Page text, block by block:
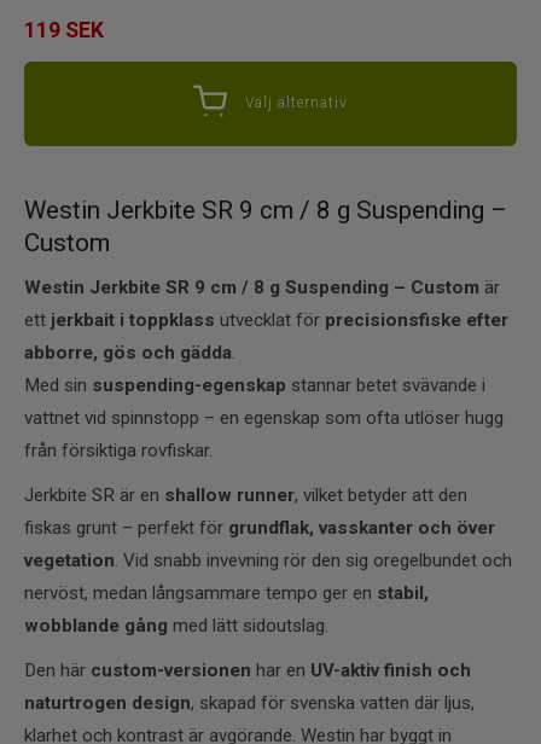
119 SEK
Välj alternativ
Westin Jerkbite SR 9 cm / 8 g Suspending –
Custom
Westin Jerkbite SR 9 cm / 8 g Suspending – Custom är
ett jerkbait i toppklass utvecklat för precisionsfiske efter
abborre, gös och gädda.
Med sin suspending-egenskap stannar betet svävande i
vattnet vid spinnstopp – en egenskap som ofta utlöser hugg
från försiktiga rovfiskar.
Jerkbite SR är en shallow runner, vilket betyder att den
fiskas grunt – perfekt för grundflak, vasskanter och över
vegetation. Vid snabb invevning rör den sig oregelbundet och
nervöst, medan långsammare tempo ger en stabil,
wobblande gång med lätt sidoutslag.
Den här custom-versionen har en UV-aktiv finish och
naturtrogen design, skapad för svenska vatten där ljus,
klarhet och kontrast är avgörande. Westin har byggt in